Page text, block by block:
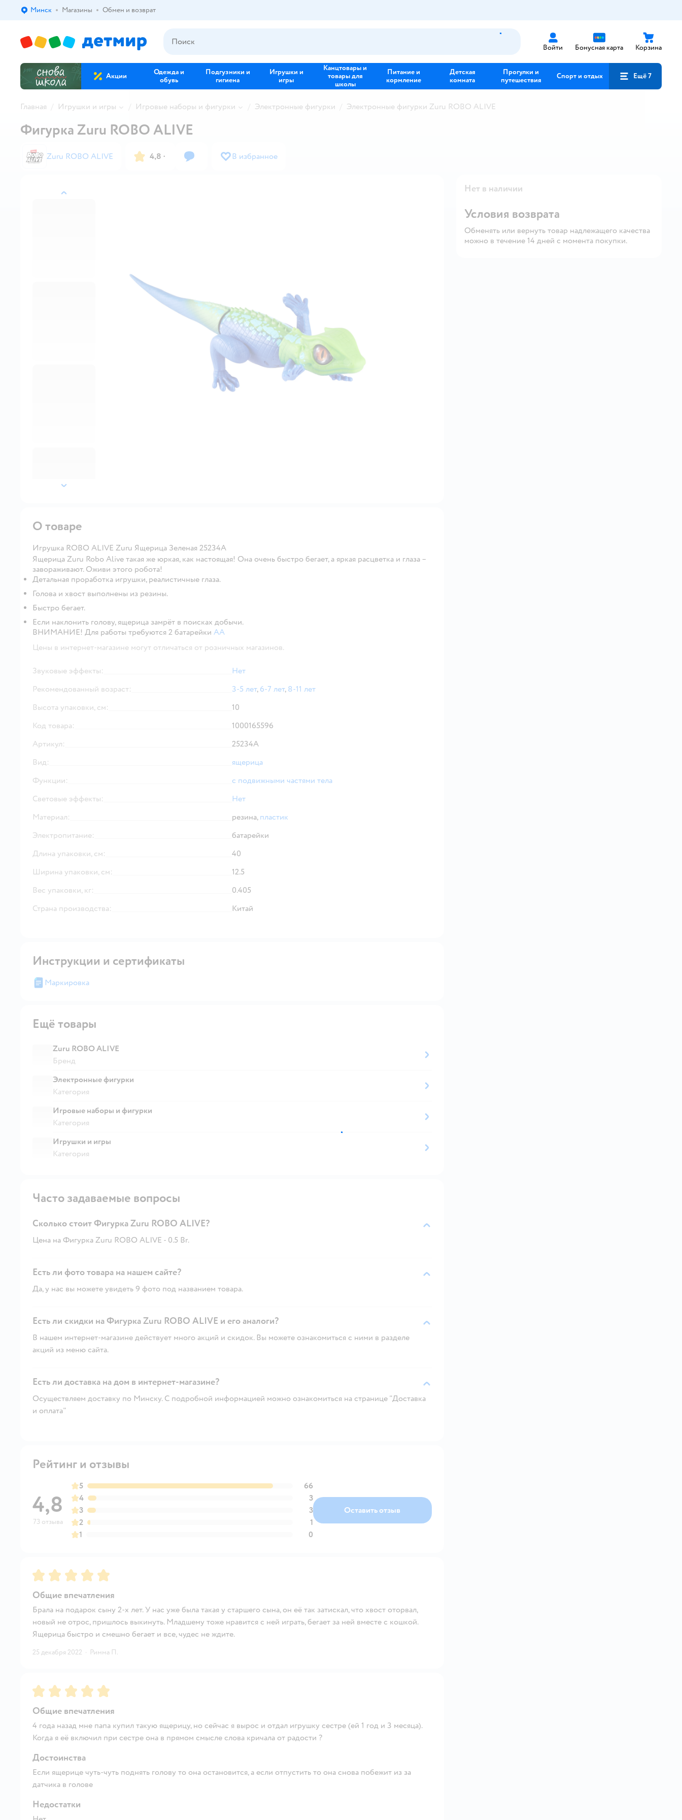
Выбор адреса доставки.
Минск Магазины Обмен и возврат
Войти Бонусная карта Корзина
Акции
Одежда и
обувь
Подгузники и
гигиена
Игрушки и
игры
Канцтовары и
товары для
школы
Питание и
кормление
Детская
комната
Прогулки и
путешествия
Спорт и отдых Ещё 7
Главная Игрушки и игры Игровые наборы и фигурки Электронные фигурки Электронные фигурки Zuru ROBO ALIVE
назад
далее
Фигурка Zuru ROBO ALIVE
Zuru ROBO ALIVE 4,8 · В избранное
Нет в наличии
Условия возврата
Обменять или вернуть товар надлежащего качества
можно в течение 14 дней с момента покупки.
О товаре
Игрушка ROBO ALIVE Zuru Ящерица Зеленая 25234A
Ящерица Zuru Robo Alive такая же юркая, как настоящая! Она очень быстро бегает, а яркая расцветка и глаза –
завораживают. Оживи этого робота!
Детальная проработка игрушки, реалистичные глаза.
Голова и хвост выполнены из резины.
Быстро бегает.
Если наклонить голову, ящерица замрёт в поисках добычи.
ВНИМАНИЕ! Для работы требуются 2 батарейки АА
Цены в интернет-магазине могут отличаться от розничных магазинов.
Звуковые эффекты:
Нет
Рекомендованный возраст:
3-5 лет, 6-7 лет, 8-11 лет
Высота упаковки, см:
10
Код товара:
1000165596
Артикул:
25234A
Вид:
ящерица
Функции:
с подвижными частями тела
Световые эффекты:
Нет
Материал:
резина, пластик
Электропитание:
батарейки
Длина упаковки, см:
40
Ширина упаковки, см:
12.5
Вес упаковки, кг:
0.405
Страна производства:
Китай
Инструкции и сертификаты
Маркировка
Ещё товары
Zuru ROBO ALIVE
Бренд
Электронные фигурки
Категория
Игровые наборы и фигурки
Категория
Игрушки и игры
Категория
Часто задаваемые вопросы
Сколько стоит Фигурка Zuru ROBO ALIVE?
Цена на Фигурка Zuru ROBO ALIVE - 0.5 Br.
Есть ли фото товара на нашем сайте?
Да, у нас вы можете увидеть 9 фото под названием товара.
Есть ли скидки на Фигурка Zuru ROBO ALIVE и его аналоги?
В нашем интернет-магазине действует много акций и скидок. Вы можете ознакомиться с ними в разделе
акций из меню сайта.
Есть ли доставка на дом в интернет-магазине?
Осуществляем доставку по Минску. С подробной информацией можно ознакомиться на странице "Доставка
и оплата"
Рейтинг и отзывы
4,8
73 отзыва
5
66
4
3
3
3
2
1
1
0
Оставить отзыв
Рейтинг:5
Общие впечатления
Брала на подарок сыну 2-х лет. У нас уже была такая у старшего сына, он её так затискал, что хвост оторвал,
новый не отрос, пришлось выкинуть. Младшему тоже нравится с ней играть, бегает за ней вместе с кошкой.
Ящерица быстро и смешно бегает и все, чудес не ждите.
25 декабря 2022 · Римма П.
Рейтинг:5
Общие впечатления
4 года назад мне папа купил такую ящерицу, но сейчас я вырос и отдал игрушку сестре (ей 1 год и 3 месяца).
Когда я её включил при сестре она в прямом смысле слова кричала от радости ?
Достоинства
Если ящерице чуть-чуть поднять голову то она остановится, а если отпустить то она снова побежит из за
датчика в голове
Недостатки